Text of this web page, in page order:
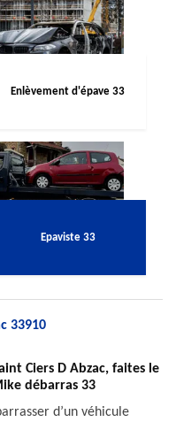
Enlèvement d'épave 33
Epaviste 33
33910
Ciers D Abzac, faites le
débarras 33
d’un véhicule